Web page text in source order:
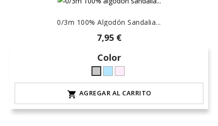
0/3m 100% Algodón Sandalia...
7,95 €
Color
Gris
L-
claro
hielo
15
 AGREGAR AL CARRITO